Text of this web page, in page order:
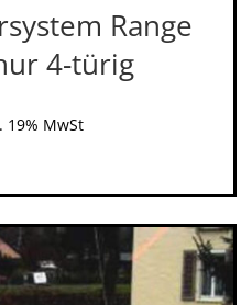
Range
4-türig
19% MwSt